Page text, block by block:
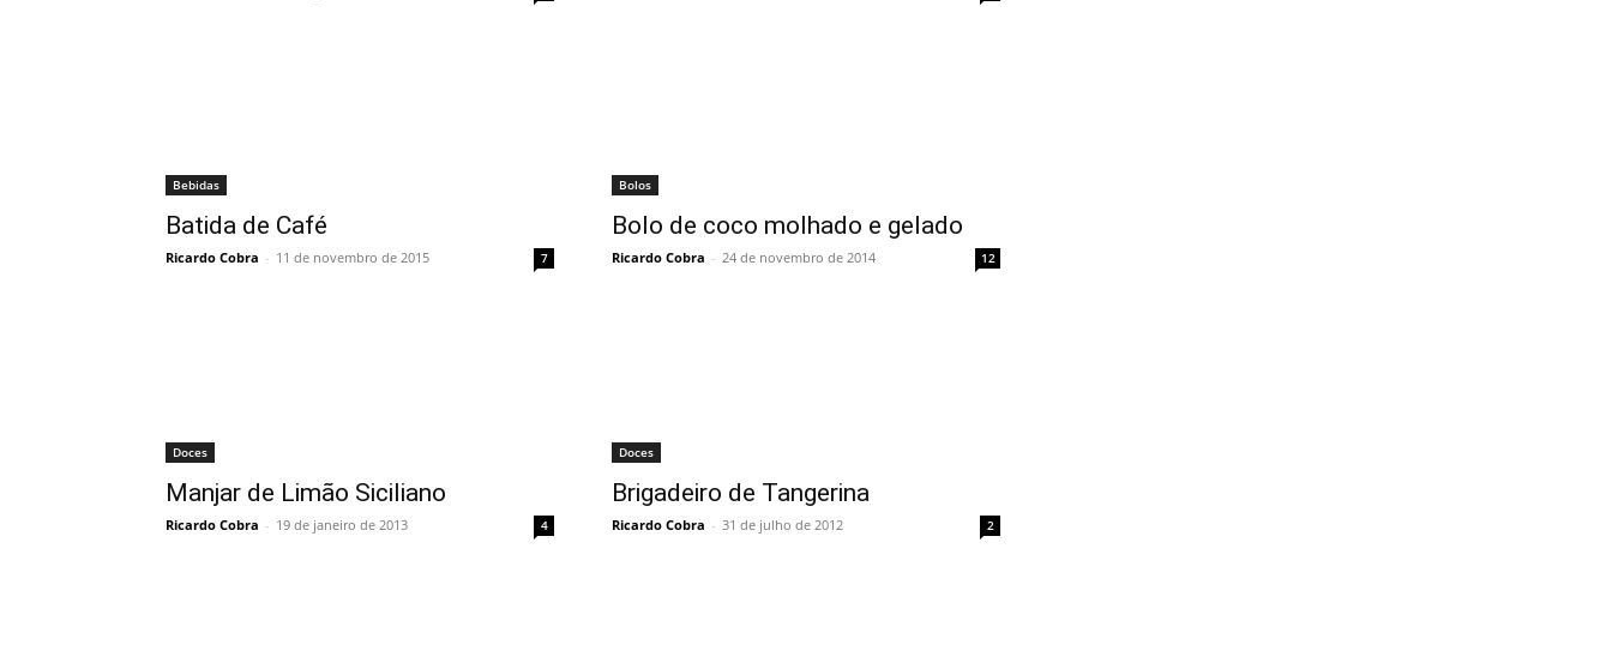
Bebidas
Batida de Café
Ricardo Cobra - 11 de novembro de 2015 7
Bolos
Bolo de coco molhado e gelado
Ricardo Cobra - 24 de novembro de 2014 12
Doces
Manjar de Limão Siciliano
Ricardo Cobra - 19 de janeiro de 2013 4
Doces
Brigadeiro de Tangerina
Ricardo Cobra - 31 de julho de 2012 2